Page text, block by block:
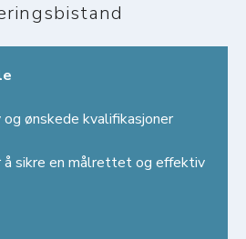
ønskede kvalifikasjoner
å sikre en målrettet og effektiv